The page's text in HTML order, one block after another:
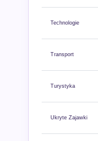
Technologie
Transport
Turystyka
Ukryte Zajawki